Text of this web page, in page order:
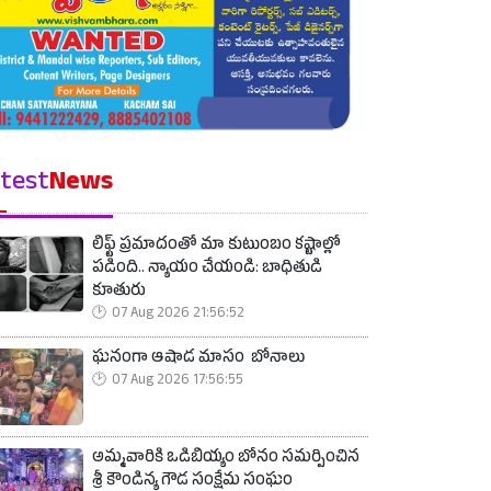
News
లిఫ్ట్ ప్రమాదంతో మా కుటుంబం కష్టాల్లో
పడింది.. న్యాయం చేయండి: బాధితుడి
కూతురు
07 Aug 2026 21:56:52
ఘనంగా ఆషాడ మాసం బోనాలు
07 Aug 2026 17:56:55
అమ్మవారికి ఒడిబియ్యం బోనం సమర్పించిన
శ్రీ కౌండిన్య గౌడ సంక్షేమ సంఘం